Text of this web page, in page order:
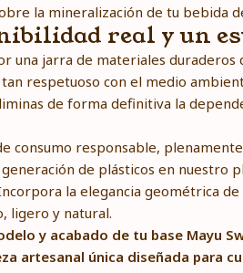
la mineralización de tu bebida
real y un
una jarra de materiales duraderos
respetuoso con el medio
de forma definitiva la
consumo responsable,
de plásticos en nuestro
la elegancia geométrica
ligero y natural.
y acabado de tu base Mayu
artesanal única diseñada para